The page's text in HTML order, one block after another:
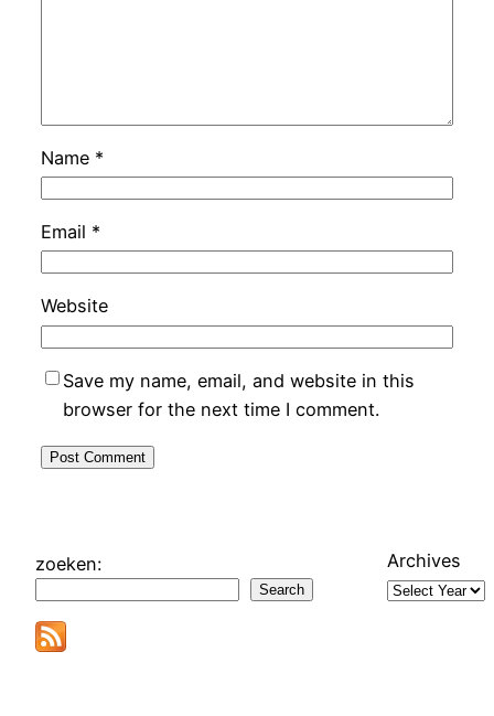
Name *
Email *
Website
Save my name, email, and website in this
browser for the next time I comment.
zoeken:
Search
Archives